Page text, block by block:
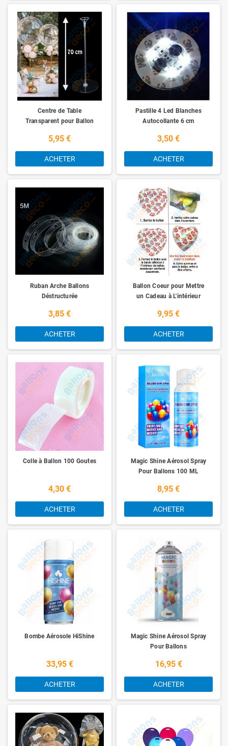
Centre de Table
Transparent pour Ballon
5,95 €
ACHETER
Pastille 4 Led Blanches
Autocollante 6 cm
3,50 €
ACHETER
Ruban Arche Ballons
Déstructurée
3,85 €
ACHETER
Ballon Coeur pour Mettre
un Cadeau à L'intérieur
9,95 €
ACHETER
Colle à Ballon 100 Goutes
4,30 €
ACHETER
Magic Shine Aérosol Spray
Pour Ballons 100 ML
8,95 €
ACHETER
Bombe Aérosole HiShine
33,95 €
ACHETER
Magic Shine Aérosol Spray
Pour Ballons
16,95 €
ACHETER